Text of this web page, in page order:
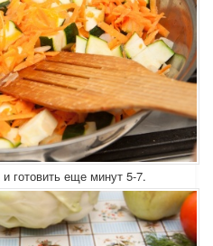
готовить еще минут 5-7.